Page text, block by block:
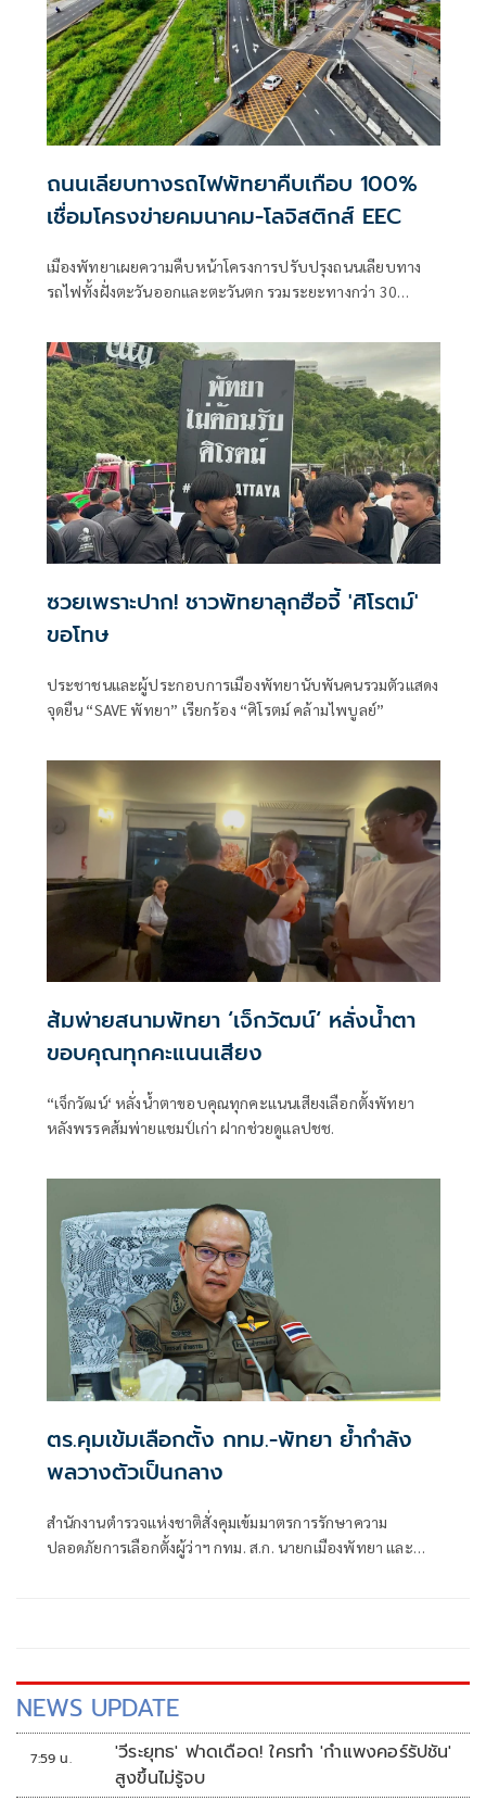
ถนนเลียบทางรถไฟพัทยาคืบเกือบ 100%
เชื่อมโครงข่ายคมนาคม-โลจิสติกส์ EEC
เมืองพัทยาเผยความคืบหน้าโครงการปรับปรุงถนนเลียบทาง
รถไฟทั้งฝั่งตะวันออกและตะวันตก รวมระยะทางกว่า 30
ซวยเพราะปาก! ชาวพัทยาลุกฮือจี้ 'ศิโรตม์'
ขอโทษ
ประชาชนและผู้ประกอบการเมืองพัทยานับพันคนรวมตัวแสดง
จุดยืน “SAVE พัทยา” เรียกร้อง “ศิโรตม์ คล้ามไพบูลย์”
ส้มพ่ายสนามพัทยา ‘เจ็กวัฒน์‘ หลั่งน้ำตา
ขอบคุณทุกคะแนนเสียง
“เจ็กวัฒน์‘ หลั่งน้ำตาขอบคุณทุกคะแนนเสียงเลือกตั้งพัทยา
หลังพรรคส้มพ่ายแชมป์เก่า ฝากช่วยดูแลปชช.
ตร.คุมเข้มเลือกตั้ง กทม.-พัทยา ย้ำกำลัง
พลวางตัวเป็นกลาง
สำนักงานตำรวจแห่งชาติสั่งคุมเข้มมาตรการรักษาความ
ปลอดภัยการเลือกตั้งผู้ว่าฯ กทม. ส.ก. นายกเมืองพัทยา และ
NEWS UPDATE
7:59 น.
'วีระยุทธ' ฟาดเดือด! ใครทำ 'กำแพงคอร์รัปชัน'
สูงขึ้นไม่รู้จบ